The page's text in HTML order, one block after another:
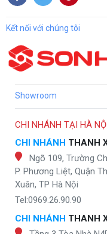
Kết nối với chúng tôi
Showroom
CHI NHÁNH TẠI HÀ
CHI NHÁNH THANH
Ngõ 109, Trường
P. Phương Liệt, Quận
Xuân, TP Hà Nội
Tel:0969.26.90.90
CHI NHÁNH THANH